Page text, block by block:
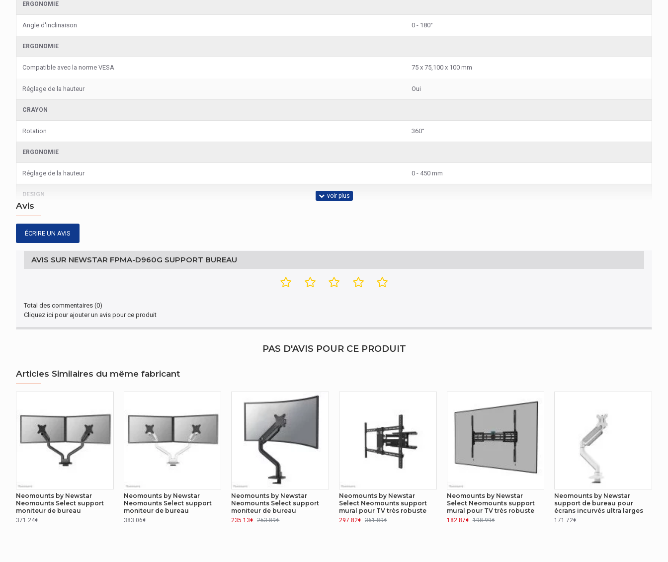
ERGONOMIE
Angle d'inclinaison 0 - 180°
ERGONOMIE
Compatible avec la norme VESA 75 x 75,100 x 100 mm
Réglage de la hauteur Oui
CRAYON
Rotation 360°
ERGONOMIE
Réglage de la hauteur 0 - 450 mm
DESIGN
Poids maximum (capacité)
GRAPHIQUE
Nombre d'affichages pris en charge
Avis
ÉCRIRE UN AVIS
AVIS SUR NEWSTAR FPMA-D960G SUPPORT BUREAU
Total des commentaires (0)
Cliquez ici pour ajouter un avis pour ce produit
PAS D'AVIS POUR CE PRODUIT
Articles Similaires du même fabricant
Neomounts by Newstar
Neomounts Select support
moniteur de bureau
371.24€
Neomounts by Newstar
Neomounts Select support
moniteur de bureau
383.06€
Neomounts by Newstar
Neomounts Select support
moniteur de bureau
235.13€ 253.89€
Neomounts by Newstar
Select Neomounts support
mural pour TV très robuste
297.82€ 361.89€
Neomounts by Newstar
Select Neomounts support
mural pour TV très robuste
182.87€ 198.99€
Neomounts by Newstar
support de bureau pour
écrans incurvés ultra larges
171.72€